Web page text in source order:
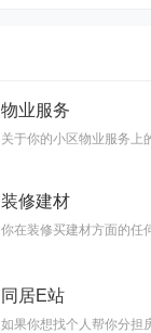
物业服务
关于你的小区物业服务上
装修建材
你在装修买建材方面的任
同居E站
如果你想找个人帮你分担